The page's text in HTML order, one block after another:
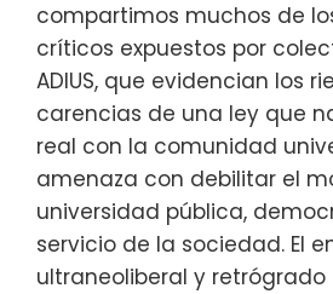
compartimos muchos de
críticos expuestos por
ADIUS, que evidencian los
carencias de una ley que
real con la comunidad
amenaza con debilitar el
universidad pública,
servicio de la sociedad. El
ultraneoliberal y retrógrado